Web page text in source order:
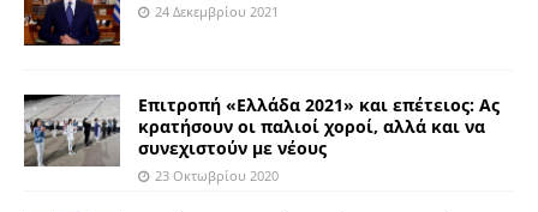
24 Δεκεμβρίου 2021
Επιτροπή «Ελλάδα 2021» και επέτειος: Ας
κρατήσουν οι παλιοί χοροί, αλλά και να
συνεχιστούν με νέους
23 Οκτωβρίου 2020